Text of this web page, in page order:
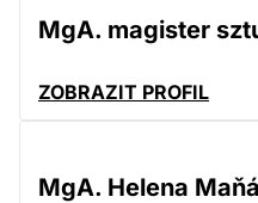
MgA. magister
ZOBRAZIT PROFIL
MgA. Helena